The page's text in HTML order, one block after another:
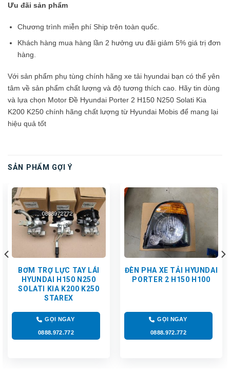
Ưu đãi sản phẩm
Chương trình miễn phí Ship trên toàn quốc.
Khách hàng mua hàng lần 2 hưởng ưu đãi giảm 5% giá trị đơn
hàng.
Với sản phẩm phụ tùng chính hãng xe tải hyundai bạn có thể yên
tâm về sản phẩm chất lượng và độ tương thích cao. Hãy tin dùng
và lựa chọn Motor Đề Hyundai Porter 2 H150 N250 Solati Kia
K200 K250 chính hãng chất lượng từ Hyundai Mobis để mang lại
hiệu quả tốt
SẢN PHẨM GỢI Ý
BƠM TRỢ LỰC TAY LÁI
HYUNDAI H150 N250
SOLATI KIA K200 K250
STAREX
GỌI NGAY
0888.972.772
ĐÈN PHA XE TẢI HYUNDAI
PORTER 2 H150 H100
GỌI NGAY
0888.972.772